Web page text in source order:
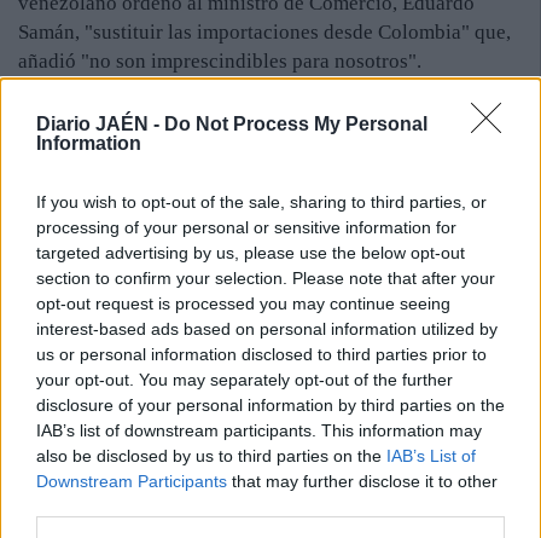
Diario JAÉN - Do Not Process My Personal
Information
If you wish to opt-out of the sale, sharing to third parties, or
processing of your personal or sensitive information for
targeted advertising by us, please use the below opt-out
section to confirm your selection. Please note that after your
opt-out request is processed you may continue seeing
interest-based ads based on personal information utilized by
us or personal information disclosed to third parties prior to
your opt-out. You may separately opt-out of the further
disclosure of your personal information by third parties on the
IAB’s list of downstream participants. This information may
also be disclosed by us to third parties on the IAB’s List of
Downstream Participants that may further disclose it to other
Samán, "sustituir las importaciones desde Colombia" que,
añadió "no son imprescindibles para nosotros".
Venezuela representaron el 33,2 por ciento del total
registrado entre enero y mayo pasados, según datos
según datos oficiales el intercambio comercial entre
ambos países alcanzó los 7.000 millones de dólares en
2008.
El presidente de la Cámara de Integración Venezolano
Colombiana, Daniel Montenegro, dijo ayer que la
"sustitución" de las importaciones colombianas traería a
Venezuela "consecuencias" como "aumento de costos y
complicaciones de logística". La nueva crisis bilateral se
produce a menos de seis meses de la plena restitución de
las relaciones diplomáticas, suspendidas por Caracas en
marzo de 2008 en rechazo al ataque militar de Colombia a